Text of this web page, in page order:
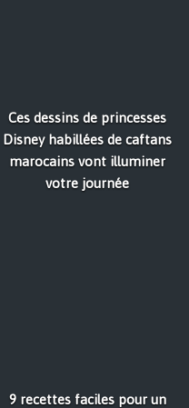
Ces dessins de princesses
Disney habillées de caftans
marocains vont illuminer
votre journée
9 recettes faciles pour un